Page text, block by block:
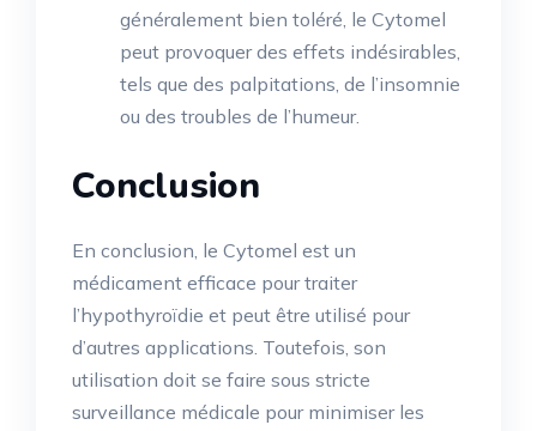
généralement bien toléré, le Cytomel
peut provoquer des effets indésirables,
tels que des palpitations, de l’insomnie
ou des troubles de l’humeur.
Conclusion
En conclusion, le Cytomel est un
médicament efficace pour traiter
l’hypothyroïdie et peut être utilisé pour
d’autres applications. Toutefois, son
utilisation doit se faire sous stricte
surveillance médicale pour minimiser les